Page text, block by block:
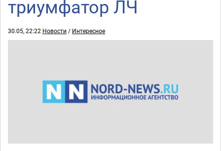
триумфатор ЛЧ
30.05, 22:22 Новости / Интересное